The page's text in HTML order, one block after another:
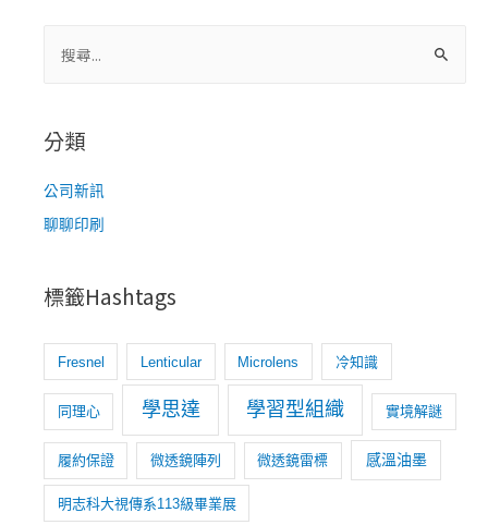
涵，
字
:
分類
公司新訊
聊聊印刷
標籤Hashtags
Fresnel Lenticular Microlens 冷知識
同理心 學思達 學習型組織 實境解謎
履約保證 微透鏡陣列 微透鏡雷標 感溫油墨
明志科大視傳系113級畢業展